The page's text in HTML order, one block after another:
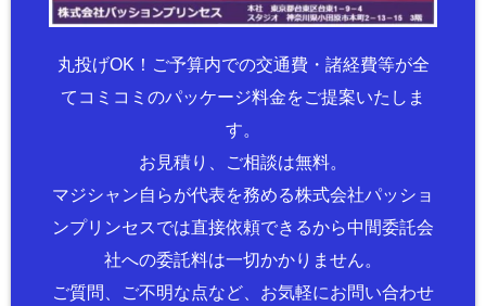
丸投げOK！ご予算内での交通費・諸経費等が全
てコミコミのパッケージ料金をご提案いたしま
す。
お見積り、ご相談は無料。
マジシャン自らが代表を務める株式会社パッショ
ンプリンセスでは直接依頼できるから中間委託会
社への委託料は一切かかりません。
ご質問、ご不明な点など、お気軽にお問い合わせ